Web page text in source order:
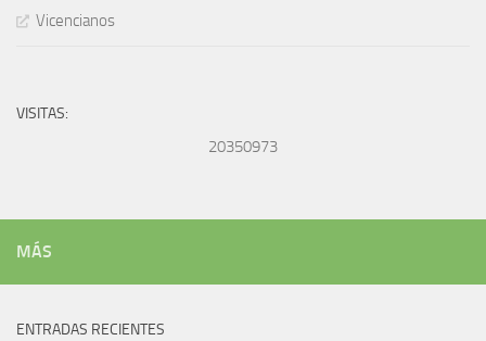
Vicencianos
VISITAS:
20350973
MÁS
ENTRADAS RECIENTES